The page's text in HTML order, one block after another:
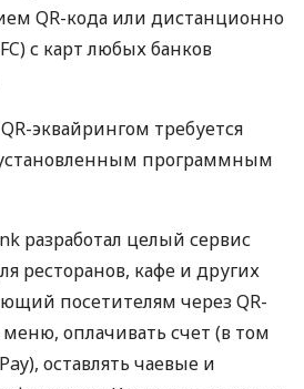
QR-кода или дистанционно
с карт любых банков
эквайрингом требуется
программным
разработал целый сервис
ресторанов, кафе и других
посетителям через QR-
оплачивать счет (в том
оставлять чаевые и